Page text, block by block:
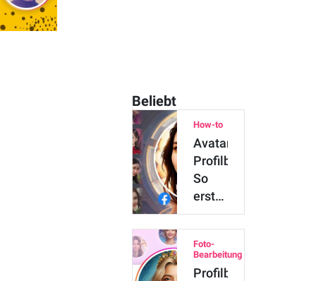
Beliebt
How-to
Avatar-
Profilbild:
So
erstellst
du
ein
verblüffendes
Profil…
Foto-
Bearbeitung
Profilbild